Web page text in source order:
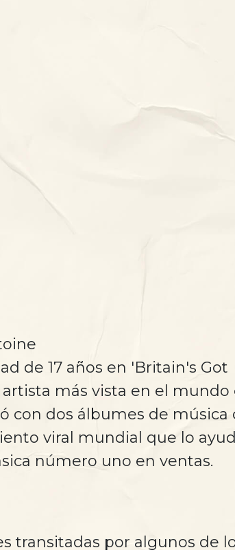
de 17 años en 'Britain's Got
más vista en el mundo
con dos álbumes de música
viral mundial que lo
número uno en ventas.
transitadas por algunos de